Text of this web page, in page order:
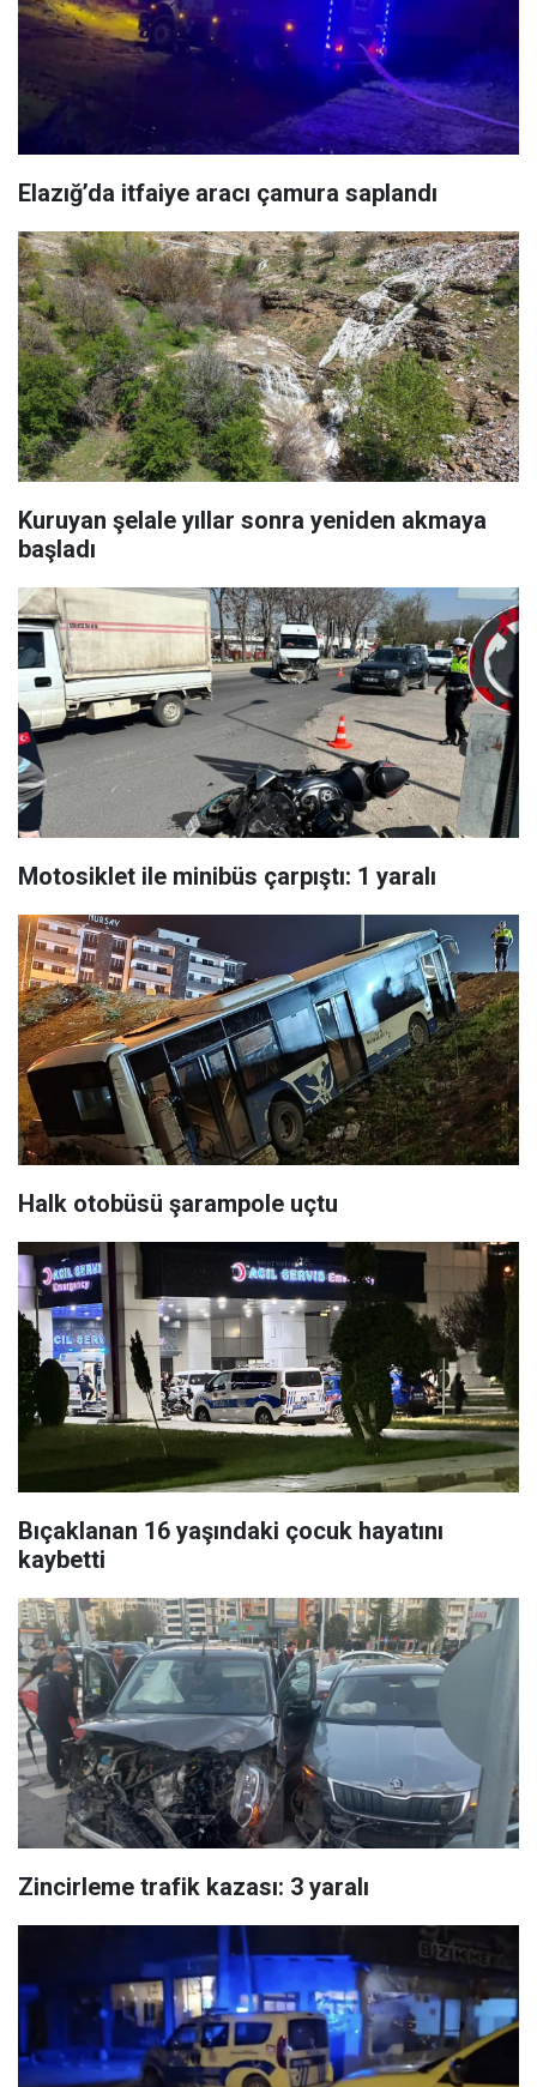
Elazığ’da itfaiye aracı çamura saplandı
Kuruyan şelale yıllar sonra yeniden akmaya
başladı
Motosiklet ile minibüs çarpıştı: 1 yaralı
Halk otobüsü şarampole uçtu
Bıçaklanan 16 yaşındaki çocuk hayatını
kaybetti
Zincirleme trafik kazası: 3 yaralı